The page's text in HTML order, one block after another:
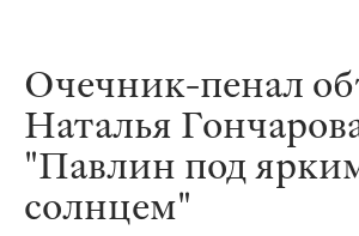
Очечник-пенал
Наталья
"Павлин под
солнцем"